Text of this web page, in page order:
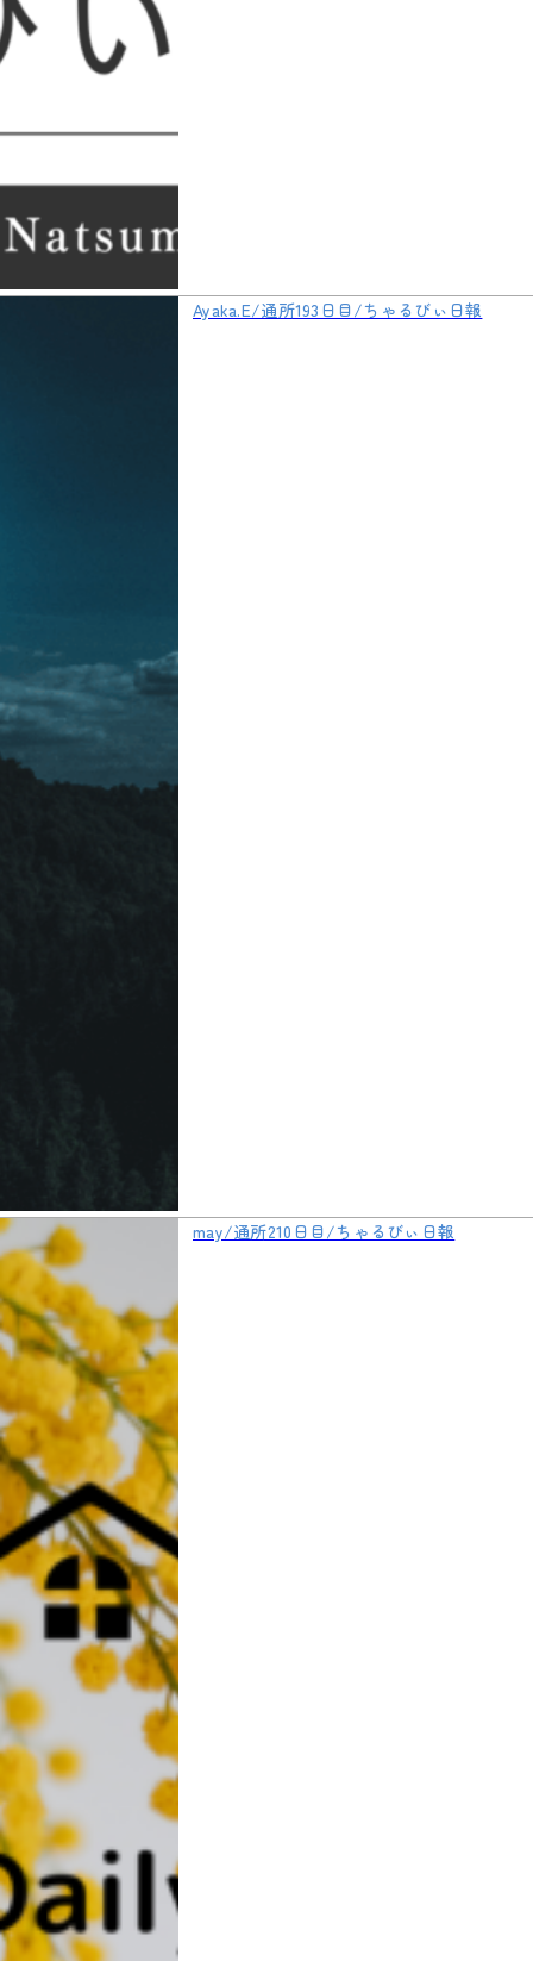
Ayaka.E/通所193日目/ちゃるびぃ日報
may/通所210日目/ちゃるびぃ日報